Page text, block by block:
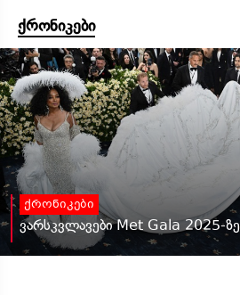
ქრონიკები
ქრონიკები
ვარსკვლავები Met Gala 2025-